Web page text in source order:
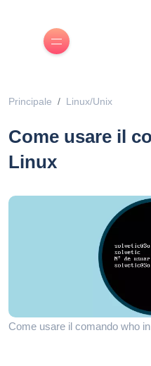
Principale Linux/Unix
Come usare il
Linux
Come usare il comando who